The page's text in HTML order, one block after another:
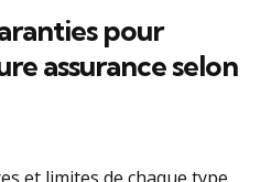
pour
assurance selon